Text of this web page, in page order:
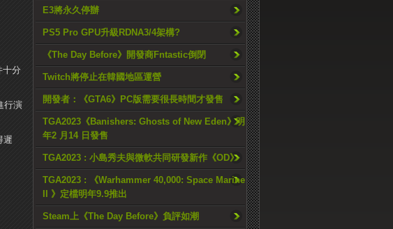
E3將永久停辦
PS5 Pro GPU升級RDNA3/4架構?
《The Day Before》開發商Fntastic倒閉
Twitch將停止在韓國地區運營
開發者：《GTA6》PC版需要很長時間才發售
TGA2023《Banishers: Ghosts of New Eden》明
年2 月14 日發售
TGA2023 : 小島秀夫與微軟共同研發新作《OD》
TGA2023 : 《Warhammer 40,000: Space Marine
II 》定檔明年9.9推出
Steam上《The Day Before》負評如潮
十分
行演
遲